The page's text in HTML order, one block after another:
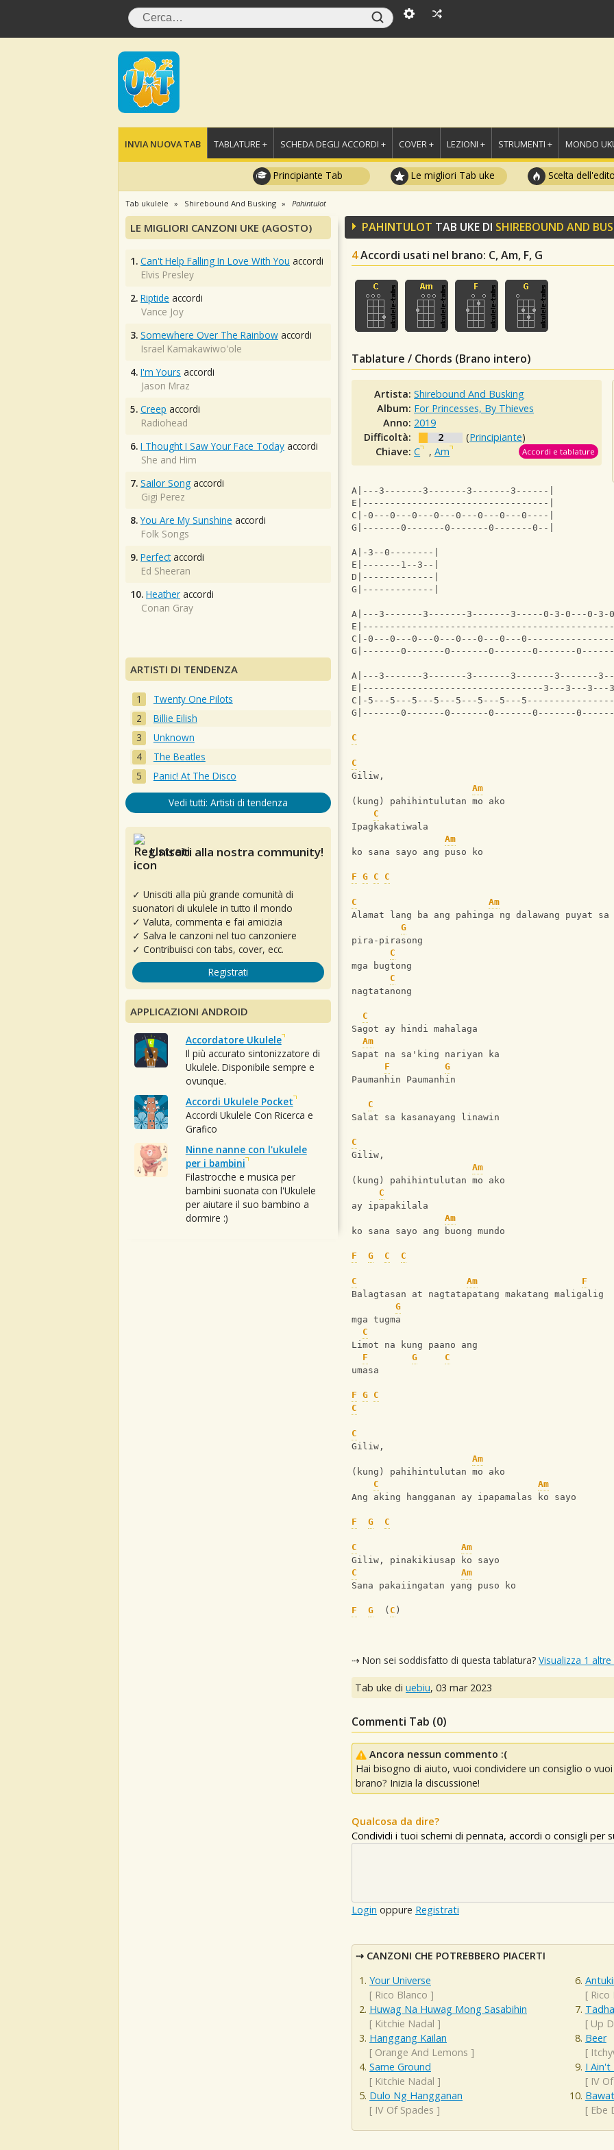
INVIA NUOVA TAB TABLATURE + SCHEDA DEGLI ACCORDI + COVER + LEZIONI + STRUMENTI + MONDO
Principiante Tab Le migliori Tab uke Scelta
Tab ukulele Shirebound And Busking Pahintulot
PAHINTULOT TAB UKE DI SHIREBOUND AND
4Accordi usati nel brano: C, Am, F, G
Tablature / Chords (Brano intero)
Artista:Shirebound And Busking
Album: For Princesses, By Thieves
Anno: 2019
Difficoltà:
2 (Principiante)
Chiave:C ,Am Accordi e tablature
A|---3-------3-------3-------3------|
E|----------------------------------|
C|-0---0---0---0---0---0---0---0----|
G|-------0-------0-------0-------0--|
A|-3--0--------|
E|-------1--3--|
D|-------------|
G|-------------|
A|---3-------3-------3-------3-----0-3-0---0-3-
C|-0---0---0---0---0---0---0---
G|-------0-------0-------0-------0-------
A|---3-------3-------3-------3-------3-------
E|---------------------------------3---3---3---
C|-5---5---5---5---5---5---5---
G|-------0-------0-------0-------0-------
C
C
Giliw,
Am
(kung) pahihintulutan mo ako
C
Ipagkakatiwala
Am
ko sana sayo ang puso ko
F G C C
C Am
Alamat lang ba ang pahinga ng dalawang puyat sa
G
pira-pirasong
C
mga bugtong
C
nagtatanong
C
Sagot ay hindi mahalaga
Am
Sapat na sa'king nariyan ka
F
G
Paumanhin Paumanhin
C
Salat sa kasanayang linawin
C
Giliw,
Am
(kung) pahihintulutan mo ako
C
ay ipapakilala
Am
ko sana sayo ang buong mundo
F G C C
C Am
F
Balagtasan at nagtatapatang makatang maligalig
G
mga tugma
C
Limot na kung paano ang
F
G
C
umasa
F G C
C
C
Giliw,
Am
(kung) pahihintulutan mo ako
C
Am
Ang aking hangganan ay ipapamalas ko sayo
F G C
C
Am
Giliw, pinakikiusap ko sayo
C
Am
Sana pakaiingatan yang puso ko
F G
  (
C )
⇢ Non sei soddisfatto di questa tablatura? Visualizza 1
Tab uke di uebiu, 03 mar 2023
Commenti Tab (0)
Ancora nessun commento :(
Hai bisogno di aiuto, vuoi condividere un consiglio o
brano? Inizia la discussione!
Qualcosa da dire?
Condividi i tuoi schemi di pennata, accordi o consigli per
Login oppure Registrati
CANZONI CHE POTREBBERO PIACERTI
Your Universe
[ Rico Blanco ]
Huwag Na Huwag Mong Sasabihin
[ Kitchie Nadal ]
Hanggang Kailan
[ Orange And Lemons ]
Same Ground
[ Kitchie Nadal ]
Dulo Ng Hangganan
[ IV Of Spades ]
[ Rico
[ Up
Beer
[
I Ain't
[ IV
[ Ebe
LE MIGLIORI CANZONI UKE (AGOSTO)
1. Can't Help Falling In Love With You accordi
Elvis Presley
2. Riptide accordi
Vance Joy
3. Somewhere Over The Rainbow accordi
Israel Kamakawiwo'ole
4. I'm Yours accordi
Jason Mraz
5. Creep accordi
Radiohead
6. I Thought I Saw Your Face Today accordi
She and Him
7. Sailor Song accordi
Gigi Perez
8. You Are My Sunshine accordi
Folk Songs
9. Perfectaccordi
Ed Sheeran
10. Heather accordi
Conan Gray
ARTISTI DI TENDENZA
Twenty One Pilots
Billie Eilish
Unknown
The Beatles
Panic! At The Disco
Vedi tutti: Artisti di tendenza
Unisciti alla nostra community!
✓ Unisciti alla più grande comunità di
suonatori di ukulele in tutto il mondo
✓ Valuta, commenta e fai amicizia
✓ Salva le canzoni nel tuo canzoniere
✓ Contribuisci con tabs, cover, ecc.
Registrati
APPLICAZIONI ANDROID
Accordatore Ukulele
Il più accurato sintonizzatore di
Ukulele. Disponibile sempre e
ovunque.
Accordi Ukulele Pocket
Accordi Ukulele Con Ricerca e
Grafico
Ninne nanne con l'ukulele
per i bambini
Filastrocche e musica per
bambini suonata con l'Ukulele
per aiutare il suo bambino a
dormire :)